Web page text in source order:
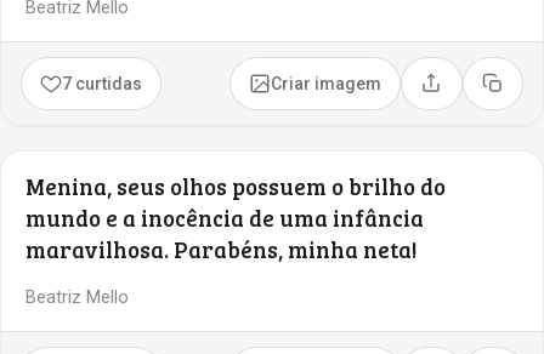
Beatriz Mello
7 curtidas Criar imagem Compartilhar
Copiar
Menina, seus olhos possuem o brilho do
mundo e a inocência de uma infância
maravilhosa. Parabéns, minha neta!
Beatriz Mello